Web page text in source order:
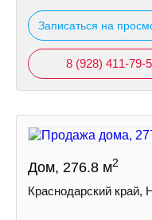
Записаться на
8 (928) 411-79-
Дом, 276.8 м2
Краснодарский край,